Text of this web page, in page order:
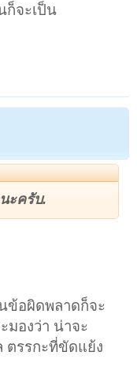
ผิด หรือไม่ก็ผิดทั้งคู่
ก็จะเป็น
ะครับ.
ข้อผิดพลาดก็จะ
มองว่า น่าจะ
ตรรกะที่ขัดแย้ง